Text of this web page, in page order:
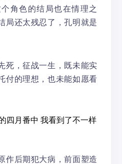
角色的结局也在情理之
局还太残忍了，孔明就是
，征战一生，既未能实
付的理想，也未能如愿看
后期犯大病，前面塑造